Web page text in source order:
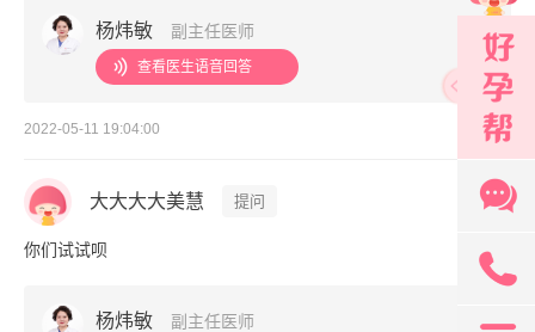
杨炜敏 副主任医师
查看医生语音回答
2022-05-11 19:04:00 37楼
大大大大美慧 提问
你们试试呗
杨炜敏 副主任医师